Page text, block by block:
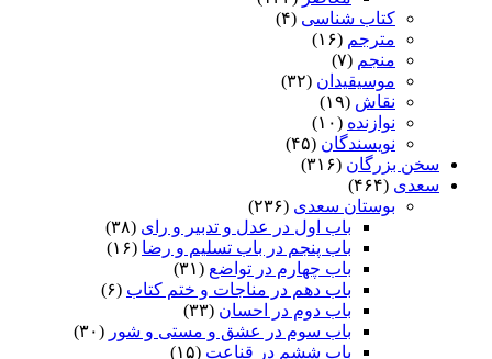
کتاب شناسی (۴)
مترجم (۱۶)
منجم (۷)
موسیقیدان (۳۲)
نقاش (۱۹)
نوازنده (۱۰)
نویسندگان (۴۵)
سخن بزرگان (۳۱۶)
سعدی (۴۶۴)
بوستان سعدی (۲۳۶)
باب اول در عدل و تدبیر و رای (۳۸)
باب پنجم در باب تسلیم و رضا (۱۶)
باب چهارم در تواضع (۳۱)
باب دهم در مناجات و ختم کتاب (۶)
باب دوم در احسان (۳۳)
باب سوم در عشق و مستی و شور (۳۰)
باب ششم در قناعت (۱۵)